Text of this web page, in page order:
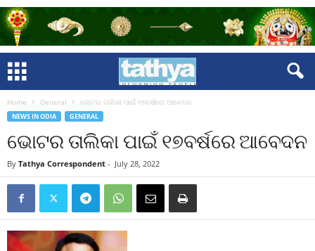
Home General ଭୋଟର ତାଲିକା ପାଇଁ ୧୭ବର୍ଷରେ ଆବେଦନ
NEWS IN ODIA GENERAL
ଭୋଟର ତାଲିକା ପାଇଁ ୧୭ବର୍ଷରେ ଆବେଦନ
By Tathya Correspondent - July 28, 2022